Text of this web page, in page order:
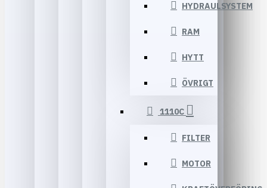
HYDRAULSYSTEM
RAM
HYTT
ÖVRIGT
1110C
FILTER
MOTOR